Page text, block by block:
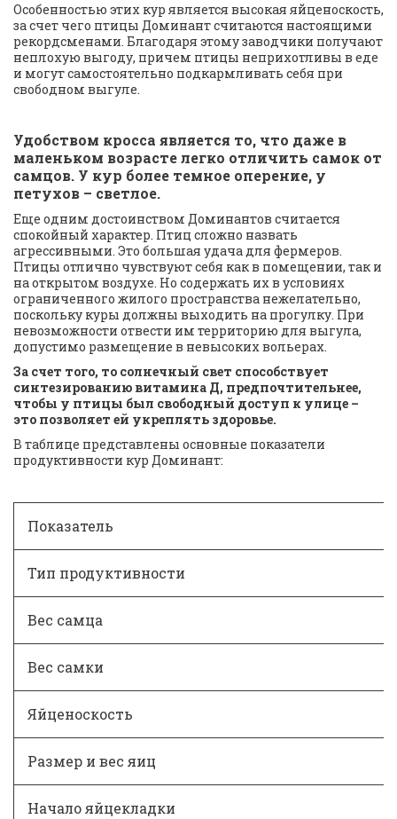
Особенностью этих кур является высокая яйценоскость,
за счет чего птицы Доминант считаются настоящими
рекордсменами. Благодаря этому заводчики получают
неплохую выгоду, причем птицы неприхотливы в еде
и могут самостоятельно подкармливать себя при
свободном выгуле.
Удобством кросса является то, что даже в
маленьком возрасте легко отличить самок от
самцов. У кур более темное оперение, у
петухов – светлое.
Еще одним достоинством Доминантов считается
спокойный характер. Птиц сложно назвать
агрессивными. Это большая удача для фермеров.
Птицы отлично чувствуют себя как в помещении, так и
на открытом воздухе. Но содержать их в условиях
ограниченного жилого пространства нежелательно,
поскольку куры должны выходить на прогулку. При
невозможности отвести им территорию для выгула,
допустимо размещение в невысоких вольерах.
За счет того, то солнечный свет способствует
синтезированию витамина Д, предпочтительнее,
чтобы у птицы был свободный доступ к улице –
это позволяет ей укреплять здоровье.
В таблице представлены основные показатели
продуктивности кур Доминант:
Показатель
Тип продуктивности
Вес самца
Вес самки
Яйценоскость
Размер и вес яиц
Начало яйцекладки